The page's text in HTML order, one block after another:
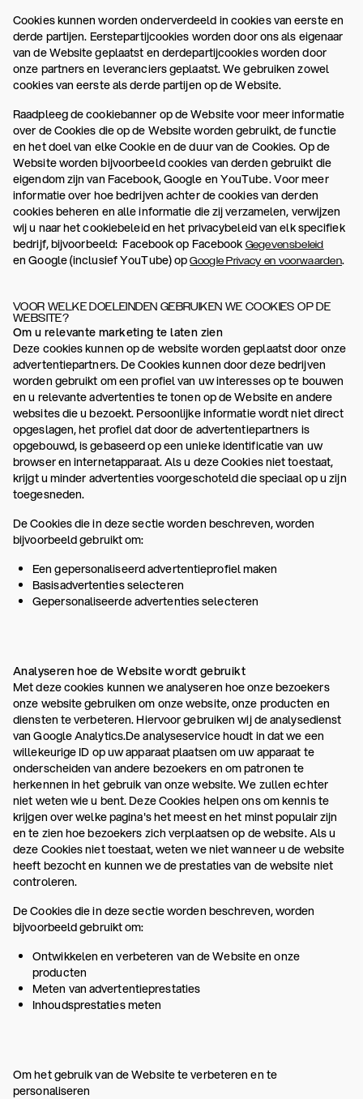
Cookies kunnen worden onderverdeeld in cookies van eerste en
derde partijen. Eerstepartijcookies worden door ons als eigenaar
van de Website geplaatst en derdepartijcookies worden door
onze partners en leveranciers geplaatst. We gebruiken zowel
cookies van eerste als derde partijen op de Website.
Raadpleeg de cookiebanner op de Website voor meer informatie
over de Cookies die op de Website worden gebruikt, de functie
en het doel van elke Cookie en de duur van de Cookies. Op de
Website worden bijvoorbeeld cookies van derden gebruikt die
eigendom zijn van Facebook, Google en YouTube. Voor meer
informatie over hoe bedrijven achter de cookies van derden
cookies beheren en alle informatie die zij verzamelen, verwijzen
wij u naar het cookiebeleid en het privacybeleid van elk specifiek
bedrijf, bijvoorbeeld: Facebook op Facebook Gegevensbeleid
en Google (inclusief YouTube) opGoogle Privacy en voorwaarden.
VOOR WELKE DOELEINDEN GEBRUIKEN WE COOKIES OP DE
WEBSITE?
Om u relevante marketing te laten zien
Deze cookies kunnen op de website worden geplaatst door onze
advertentiepartners. De Cookies kunnen door deze bedrijven
worden gebruikt om een profiel van uw interesses op te bouwen
en u relevante advertenties te tonen op de Website en andere
websites die u bezoekt. Persoonlijke informatie wordt niet direct
opgeslagen, het profiel dat door de advertentiepartners is
opgebouwd, is gebaseerd op een unieke identificatie van uw
browser en internetapparaat. Als u deze Cookies niet toestaat,
krijgt u minder advertenties voorgeschoteld die speciaal op u zijn
toegesneden.
De Cookies die in deze sectie worden beschreven, worden
bijvoorbeeld gebruikt om:
Een gepersonaliseerd advertentieprofiel maken
Basisadvertenties selecteren
Gepersonaliseerde advertenties selecteren
Analyseren hoe de Website wordt gebruikt
Met deze cookies kunnen we analyseren hoe onze bezoekers
onze website gebruiken om onze website, onze producten en
diensten te verbeteren. Hiervoor gebruiken wij de analysedienst
van Google Analytics.De analyseservice houdt in dat we een
willekeurige ID op uw apparaat plaatsen om uw apparaat te
onderscheiden van andere bezoekers en om patronen te
herkennen in het gebruik van onze website. We zullen echter
niet weten wie u bent. Deze Cookies helpen ons om kennis te
krijgen over welke pagina's het meest en het minst populair zijn
en te zien hoe bezoekers zich verplaatsen op de website. Als u
deze Cookies niet toestaat, weten we niet wanneer u de website
heeft bezocht en kunnen we de prestaties van de website niet
controleren.
De Cookies die in deze sectie worden beschreven, worden
bijvoorbeeld gebruikt om:
Ontwikkelen en verbeteren van de Website en onze
producten
Meten van advertentieprestaties
Inhoudsprestaties meten
Om het gebruik van de Website te verbeteren en te
personaliseren